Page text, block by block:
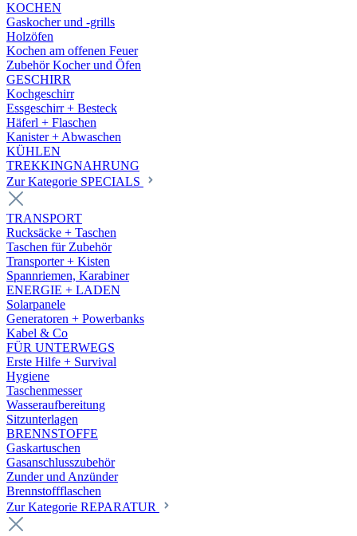
KOCHEN
Gaskocher und -grills
Holzöfen
Kochen am offenen Feuer
Zubehör Kocher und Öfen
GESCHIRR
Kochgeschirr
Essgeschirr + Besteck
Häferl + Flaschen
Kanister + Abwaschen
KÜHLEN
TREKKINGNAHRUNG
Zur Kategorie SPECIALS
TRANSPORT
Rucksäcke + Taschen
Taschen für Zubehör
Transporter + Kisten
Spannriemen, Karabiner
ENERGIE + LADEN
Solarpanele
Generatoren + Powerbanks
Kabel & Co
FÜR UNTERWEGS
Erste Hilfe + Survival
Hygiene
Taschenmesser
Wasseraufbereitung
Sitzunterlagen
BRENNSTOFFE
Gaskartuschen
Gasanschlusszubehör
Zunder und Anzünder
Brennstoffflaschen
Zur Kategorie REPARATUR